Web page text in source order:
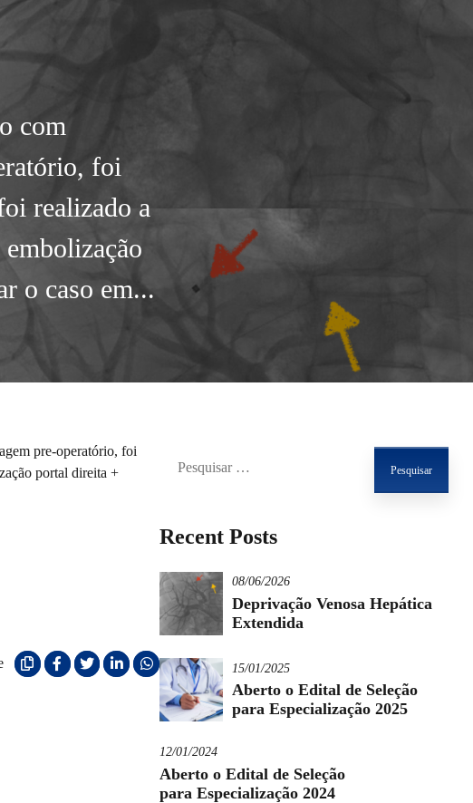
com
foi
realizado a
o caso em...
pre-operatório, foi
portal direita +
por:
Recent Posts
08/06/2026
Deprivação Venosa Hepática
Extendida
15/01/2025
Aberto o Edital de Seleção
para Especialização 2025
12/01/2024
Aberto o Edital de Seleção
para Especialização 2024